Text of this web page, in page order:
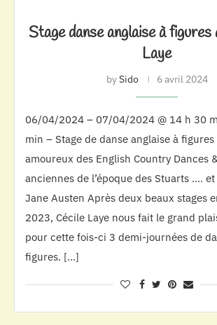
Stage danse anglaise à
Laye
bySido 6 avril 2024
06/04/2024 – 07/04/2024 @ 14 h 30
min – Stage de danse anglaise à
amoureux des English Country Dances
anciennes de l’époque des Stuarts ….
Jane Austen Après deux beaux stages
2023, Cécile Laye nous fait le grand
pour cette fois-ci 3 demi-journées de
figures. […]